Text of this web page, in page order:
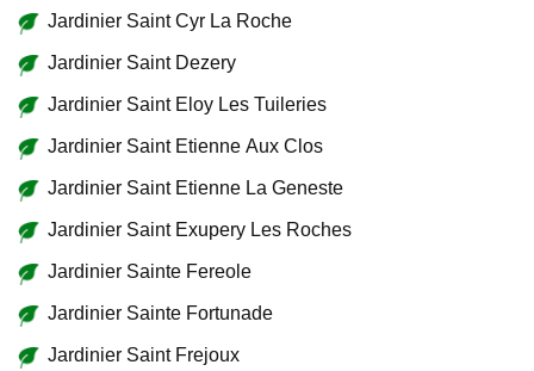
Jardinier Saint Cyr La Roche
Jardinier Saint Dezery
Jardinier Saint Eloy Les Tuileries
Jardinier Saint Etienne Aux Clos
Jardinier Saint Etienne La Geneste
Jardinier Saint Exupery Les Roches
Jardinier Sainte Fereole
Jardinier Sainte Fortunade
Jardinier Saint Frejoux